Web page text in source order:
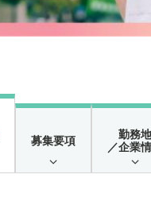
募集要項
勤務
／企業